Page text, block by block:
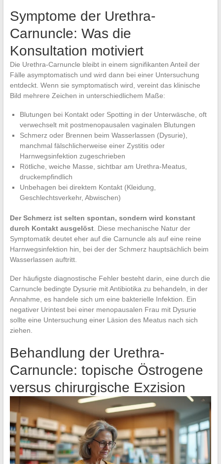
Symptome der Urethra-
Carnuncle: Was die
Konsultation motiviert
Die Urethra-Carnuncle bleibt in einem signifikanten Anteil der
Fälle asymptomatisch und wird dann bei einer Untersuchung
entdeckt. Wenn sie symptomatisch wird, vereint das klinische
Bild mehrere Zeichen in unterschiedlichem Maße:
Blutungen bei Kontakt oder Spotting in der Unterwäsche, oft
verwechselt mit postmenopausalen vaginalen Blutungen
Schmerz oder Brennen beim Wasserlassen (Dysurie),
manchmal fälschlicherweise einer Zystitis oder
Harnwegsinfektion zugeschrieben
Rötliche, weiche Masse, sichtbar am Urethra-Meatus,
druckempfindlich
Unbehagen bei direktem Kontakt (Kleidung,
Geschlechtsverkehr, Abwischen)
Der Schmerz ist selten spontan, sondern wird konstant
durch Kontakt ausgelöst. Diese mechanische Natur der
Symptomatik deutet eher auf die Carnuncle als auf eine reine
Harnwegsinfektion hin, bei der der Schmerz hauptsächlich beim
Wasserlassen auftritt.
Der häufigste diagnostische Fehler besteht darin, eine durch die
Carnuncle bedingte Dysurie mit Antibiotika zu behandeln, in der
Annahme, es handele sich um eine bakterielle Infektion. Ein
negativer Urintest bei einer menopausalen Frau mit Dysurie
sollte eine Untersuchung einer Läsion des Meatus nach sich
ziehen.
Behandlung der Urethra-
Carnuncle: topische Östrogene
versus chirurgische Exzision